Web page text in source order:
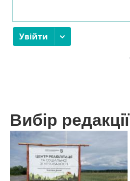
Вибір редакції